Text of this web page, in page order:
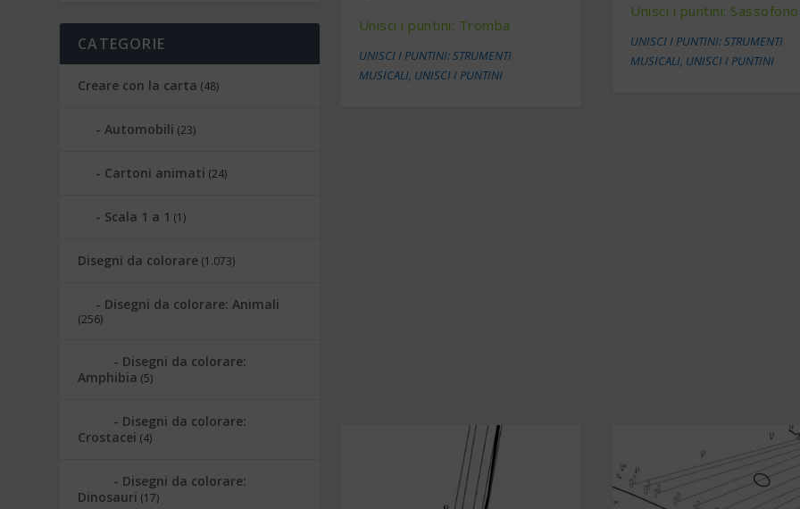
Unisci i puntini: Tromba
UNISCI I PUNTINI: STRUMENTI
MUSICALI, UNISCI I PUNTINI
Unisci i puntini: Sassofono
UNISCI I PUNTINI: STRUMENTI
MUSICALI, UNISCI I PUNTINI
CATEGORIE
Creare con la carta (48)
Automobili (23)
Cartoni animati (24)
Scala 1 a 1 (1)
Disegni da colorare (1.073)
Disegni da colorare: Animali
(256)
Disegni da colorare:
Amphibia (5)
Disegni da colorare:
Crostacei (4)
Disegni da colorare:
Dinosauri (17)